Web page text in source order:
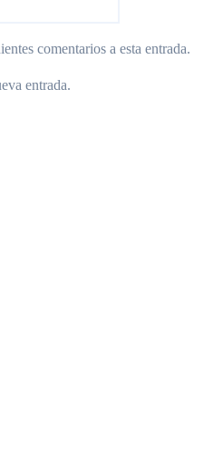
comentarios a esta entrada.
entrada.